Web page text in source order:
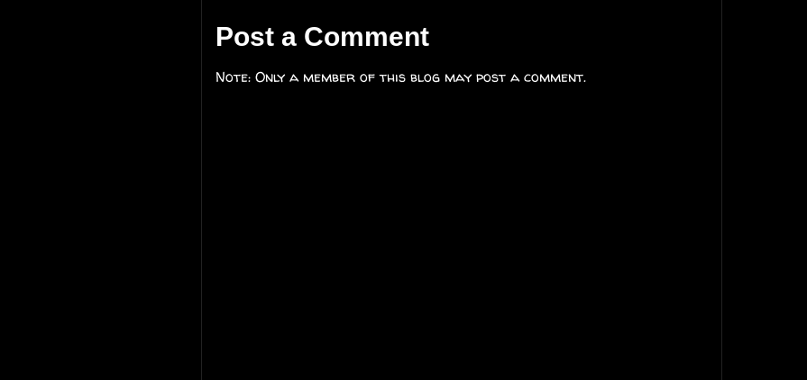
Post a Comment
Note: Only a member of this blog may post a comment.